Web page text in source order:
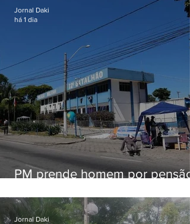
PM prende homem por pensão
Jornal Daki
há 1 dia
Jornal Daki